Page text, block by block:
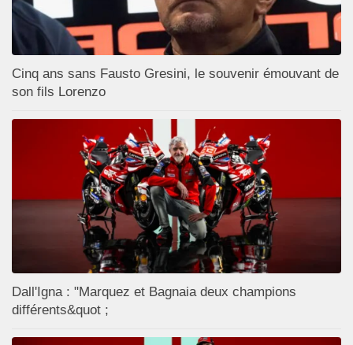
Cinq ans sans Fausto Gresini, le souvenir émouvant de
son fils Lorenzo
Dall'Igna : "Marquez et Bagnaia deux champions
différents&quot ;